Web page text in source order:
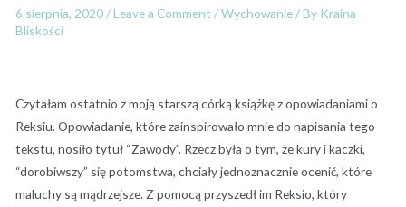
6 sierpnia, 2020/Leave a Comment /Wychowanie/ By Kraina
Bliskości
Czytałam ostatnio z moją starszą córką książkę z opowiadaniami o
Reksiu. Opowiadanie, które zainspirowało mnie do napisania tego
tekstu, nosiło tytuł “Zawody”. Rzecz była o tym, że kury i kaczki,
“dorobiwszy” się potomstwa, chciały jednoznacznie ocenić, które
maluchy są mądrzejsze. Z pomocą przyszedł im Reksio, który